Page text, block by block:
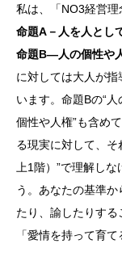
私は、「NO3経営理
命題A－人を人とし
命題B―人の個性や
に対しては大人が
います。命題Bの“
個性や人権”も含め
る現実に対して、
上1階）”で理解し
う。あなたの基準
たり、諭したりす
「愛情を持って育